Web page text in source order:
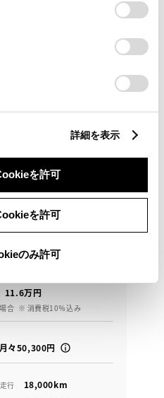
キー)が保存されることに同
クッキー)のオプトアウト、
するにあたっては、当社の
り扱いについて
」をご覧くだ
詳細を表示
を許可
を許可
のみ許可
ラレコ内蔵）・パノラマ
ヨタ プリウス』。
11.6万円
合 ※ 消費税10％込み
々50,300円
走行 18,000km